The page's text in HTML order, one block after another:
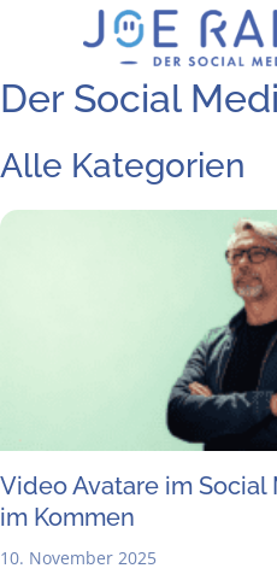
Der Social
Alle Kategorien
Video Ava­tare im
im Kommen
10. November 2025